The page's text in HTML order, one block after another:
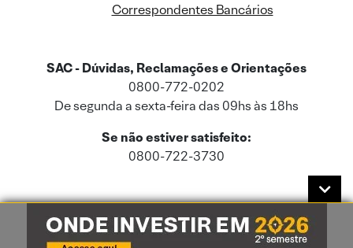
Correspondentes Bancários
SAC - Dúvidas, Reclamações e Orientações
0800-772-0202
De segunda a sexta-feira das 09hs às 18hs
Se não estiver satisfeito:
0800-722-3730
Este site usa cookies e dados pessoais de acordo com a nossaPolítica de
Cookies
e a nossaPolítica de Privacidade.